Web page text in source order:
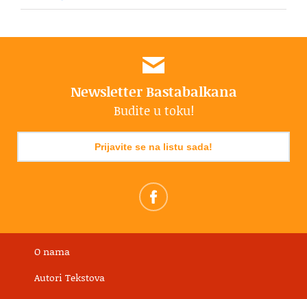
Newsletter Bastabalkana
Budite u toku!
Prijavite se na listu sada!
O nama
Autori Tekstova